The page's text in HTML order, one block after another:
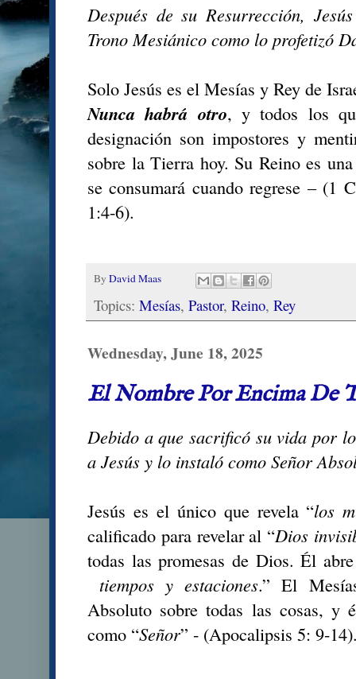
Después de su Resurrección,
Trono Mesiánico como lo profetizó
Solo Jesús es el Mesías y Rey de
Nunca habrá otro, y todos los
designación son impostores y
sobre la Tierra hoy. Su Reino es
se consumará cuando regrese – (1
1:4-6).
By David Maas
Topics: Mesías, Pastor, Reino, Rey
Wednesday, June 18, 2025
El Nombre Por Encima De
Debido a que sacrificó su vida por
a Jesús y lo instaló como Señor
Jesús es el único que revela “los
calificado para revelar al “Dios
todas las promesas de Dios. Él
tiempos y estaciones.” El
Absoluto sobre todas las cosas, y
como “Señor” - (Apocalipsis 5: 9-